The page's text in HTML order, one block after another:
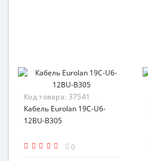
Код товара: 37541
Кабель Eurolan 19C-U6-
12BU-B305
0